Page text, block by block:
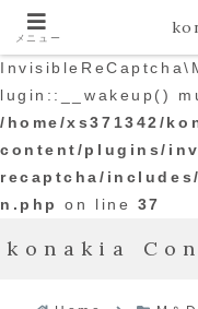
Warning
lugin::__wakeup()
/home/xs371342/
content/plugins/
recaptcha/
n.php
on line 37
konakia
メニュー